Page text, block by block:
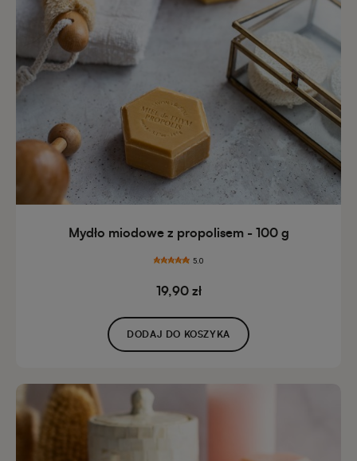
Mydło miodowe z propolisem - 100 g
5.0
19,90 zł
DODAJ DO KOSZYKA